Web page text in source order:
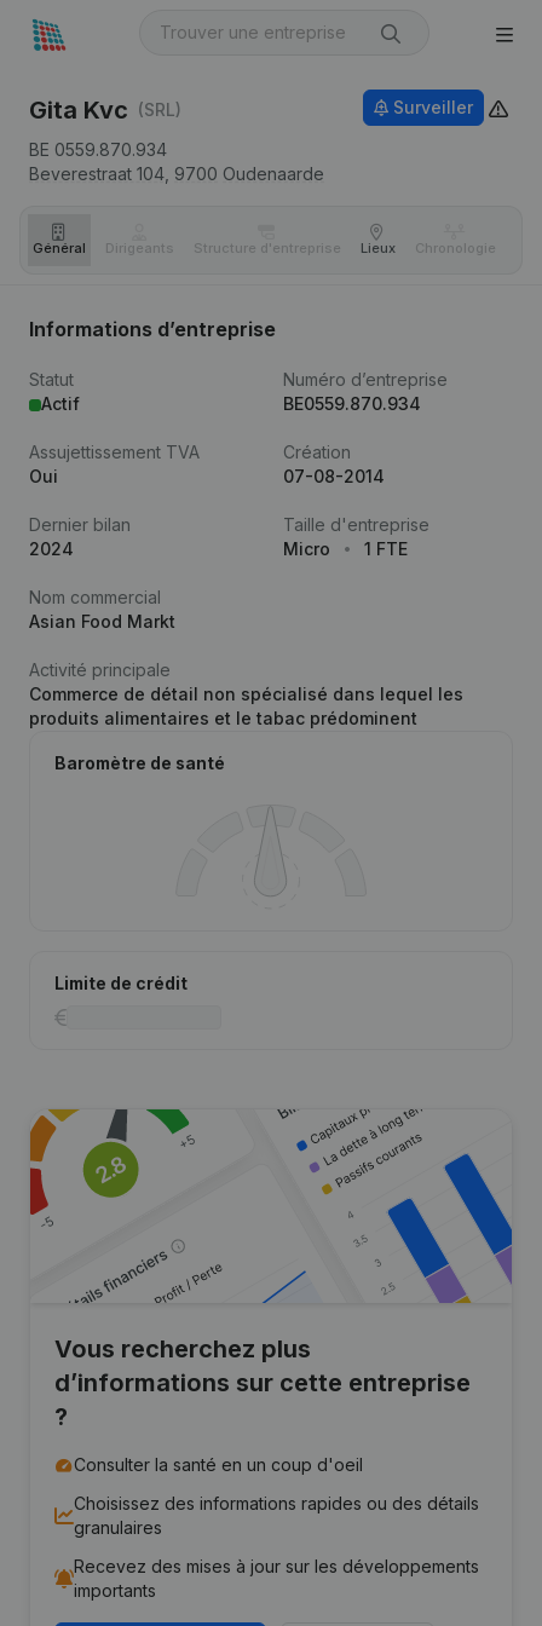
Gita Kvc (SRL)
BE 0559.870.934
Beverestraat 104, 9700 Oudenaarde
Surveiller
Général Dirigeants Structure d'entreprise Lieux Chronologie
Informations d’entreprise
Statut
Actif
Numéro d’entreprise
BE0559.870.934
Assujettissement TVA
Oui
Création
07-08-2014
Dernier bilan
2024
Taille d'entreprise
Micro
1 FTE
Nom commercial
Asian Food Markt
Activité principale
Commerce de détail non spécialisé dans lequel les
produits alimentaires et le tabac prédominent
Baromètre de santé
Limite de crédit
Vous recherchez plus
d’informations sur cette entreprise
?
Consulter la santé en un coup d'oeil
Choisissez des informations rapides ou des détails
granulaires
Recevez des mises à jour sur les développements
importants